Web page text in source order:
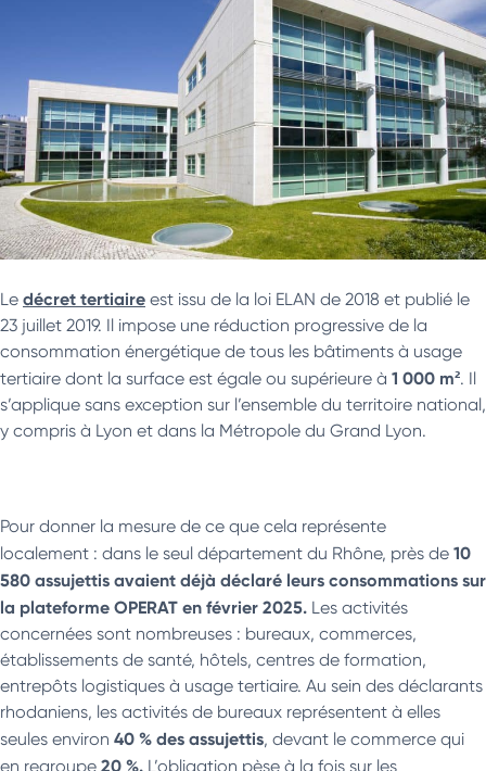
Le décret tertiaire est issu de la loi ELAN de 2018 et publié le
23 juillet 2019. Il impose une réduction progressive de la
consommation énergétique de tous les bâtiments à usage
tertiaire dont la surface est égale ou supérieure à 1 000 m². Il
s’applique sans exception sur l’ensemble du territoire national,
y compris à Lyon et dans la Métropole du Grand Lyon.
Pour donner la mesure de ce que cela représente
localement : dans le seul département du Rhône, près de 10
580 assujettis avaient déjà déclaré leurs consommations sur
la plateforme OPERAT en février 2025. Les activités
concernées sont nombreuses : bureaux, commerces,
établissements de santé, hôtels, centres de formation,
entrepôts logistiques à usage tertiaire. Au sein des déclarants
rhodaniens, les activités de bureaux représentent à elles
seules environ 40 % des assujettis, devant le commerce qui
en regroupe 20 %. L’obligation pèse à la fois sur les